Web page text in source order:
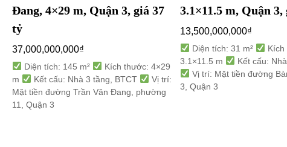
Đang, 4×29 m, Quận 3, giá 37
tỷ
37,000,000,000₫
Diện tích: 145 m²
Kích thước: 4×29
m
Kết cấu: Nhà 3 tầng, BTCT
Vị trí:
Mặt tiền đường Trần Văn Đang, phường
11, Quận 3
3.1×11.5 m, Quận 3,
13,500,000,000₫
Diện tích: 31 m²
Kích
3.1×11.5 m
Kết cấu:
Vị trí: Mặt tiền đường
3, Quận 3